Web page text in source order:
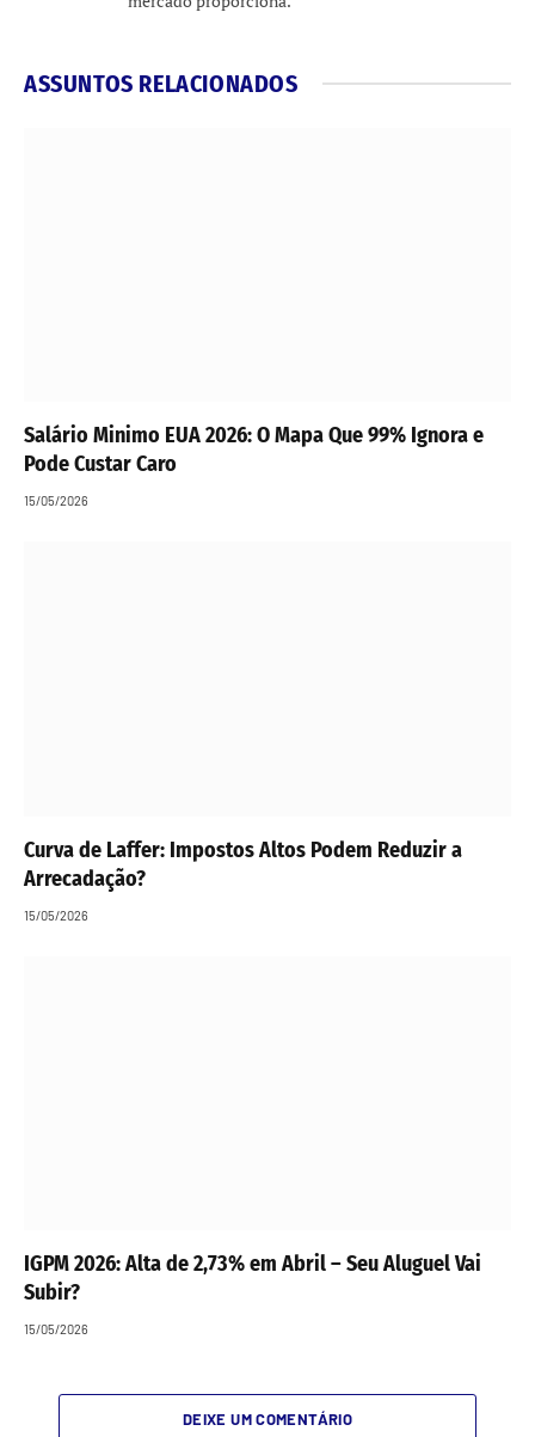
ASSUNTOS RELACIONADOS
Salário Minimo EUA 2026: O Mapa Que 99% Ignora e
Pode Custar Caro
15/05/2026
Curva de Laffer: Impostos Altos Podem Reduzir a
Arrecadação?
15/05/2026
IGPM 2026: Alta de 2,73% em Abril – Seu Aluguel Vai
Subir?
15/05/2026
DEIXE UM COMENTÁRIO